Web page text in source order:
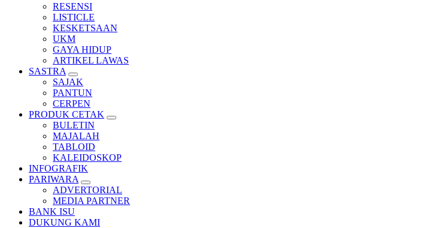
RESENSI
LISTICLE
KESKETSAAN
UKM
GAYA HIDUP
ARTIKEL LAWAS
SASTRA
SAJAK
PANTUN
CERPEN
PRODUK CETAK
BULETIN
MAJALAH
TABLOID
KALEIDOSKOP
INFOGRAFIK
PARIWARA
ADVERTORIAL
MEDIA PARTNER
BANK ISU
DUKUNG KAMI